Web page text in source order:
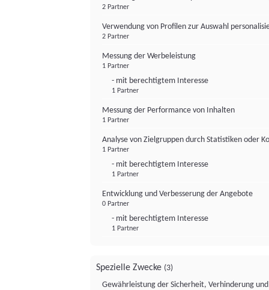
2 Partner
Verwendung von Profilen zur Auswahl
2 Partner
Messung der Werbeleistung
1 Partner
- mit berechtigtem Interesse
1 Partner
Messung der Performance von Inhalten
1 Partner
Analyse von Zielgruppen durch Statistiken oder
1 Partner
- mit berechtigtem Interesse
1 Partner
Entwicklung und Verbesserung der Angebote
0 Partner
- mit berechtigtem Interesse
1 Partner
Spezielle Zwecke (3)
Gewährleistung der Sicherheit, Verhinderung